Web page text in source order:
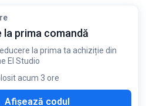
la prima comandă
la prima ta achiziție din
El Studio
acum 3 ore
Afișează codul